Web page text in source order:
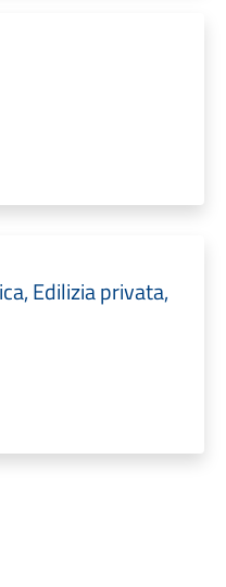
Edilizia privata,